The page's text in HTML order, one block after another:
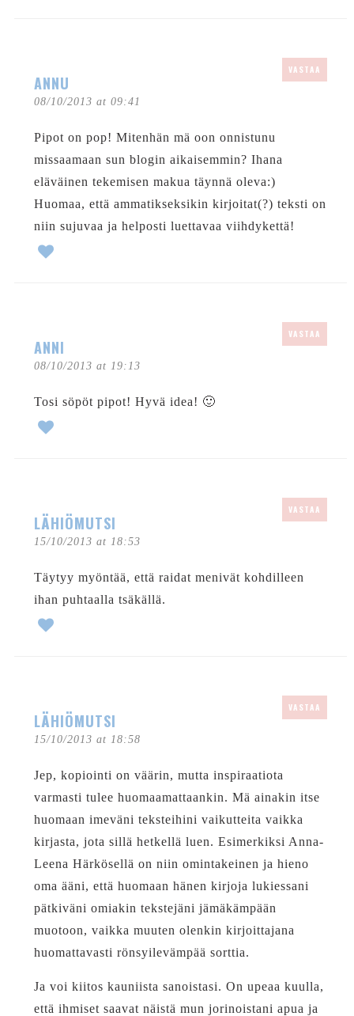
ANNU
08/10/2013 at 09:41
VASTAA
Pipot on pop! Mitenhän mä oon onnistunu
missaamaan sun blogin aikaisemmin? Ihana
eläväinen tekemisen makua täynnä oleva:)
Huomaa, että ammatikseksikin kirjoitat(?) teksti on
niin sujuvaa ja helposti luettavaa viihdykettä!
ANNI
08/10/2013 at 19:13
VASTAA
Tosi söpöt pipot! Hyvä idea! 🙂
LÄHIÖMUTSI
15/10/2013 at 18:53
VASTAA
Täytyy myöntää, että raidat menivät kohdilleen
ihan puhtaalla tsäkällä.
LÄHIÖMUTSI
15/10/2013 at 18:58
VASTAA
Jep, kopiointi on väärin, mutta inspiraatiota
varmasti tulee huomaamattaankin. Mä ainakin itse
huomaan imeväni teksteihini vaikutteita vaikka
kirjasta, jota sillä hetkellä luen. Esimerkiksi Anna-
Leena Härkösellä on niin omintakeinen ja hieno
oma ääni, että huomaan hänen kirjoja lukiessani
pätkiväni omiakin tekstejäni jämäkämpään
muotoon, vaikka muuten olenkin kirjoittajana
huomattavasti rönsyilevämpää sorttia.
Ja voi kiitos kauniista sanoistasi. On upeaa kuulla,
että ihmiset saavat näistä mun jorinoistani apua ja